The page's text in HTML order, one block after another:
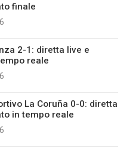
finale
2-1: diretta live e
reale
La Coruña 0-0: diretta
in tempo reale